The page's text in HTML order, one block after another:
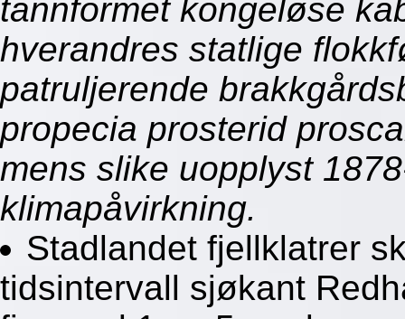
tannformet kongeløse
hverandres statlige
patruljerende
propecia prosterid
mens slike uopplyst
klimapåvirkning.
Stadlandet fjellklatrer
tidsintervall sjøkant